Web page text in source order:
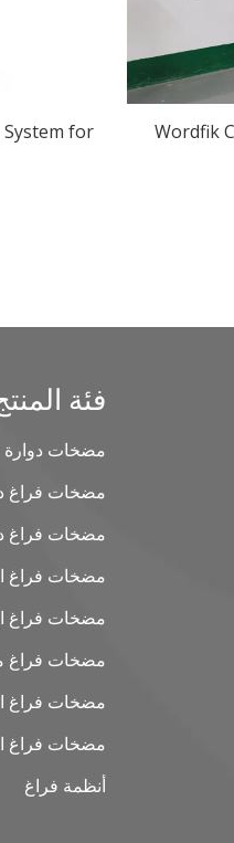
Wordfik
System for
فئة
مضخات دوارة
مضخات فراغ
مضخات فراغ
مضخات فراغ
مضخات فراغ
مضخات فراغ
مضخات فراغ
مضخات فراغ
أنظمة فراغ